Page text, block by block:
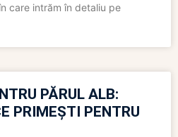
care intrăm în detaliu pe
PĂRUL ALB:
PRIMEȘTI PENTRU